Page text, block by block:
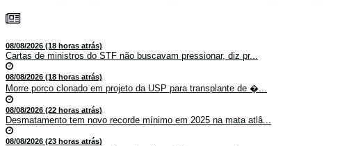
08/08/2026 (18 horas atrás)
Cartas de ministros do STF não buscavam pressionar, diz pr...
08/08/2026 (18 horas atrás)
Morre porco clonado em projeto da USP para transplante de �...
08/08/2026 (22 horas atrás)
Desmatamento tem novo recorde mínimo em 2025 na mata atlâ...
08/08/2026 (23 horas atrás)